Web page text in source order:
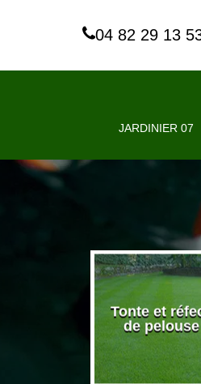
04 82 29 13
JARDINIER 07
Tonte et
de pelouse